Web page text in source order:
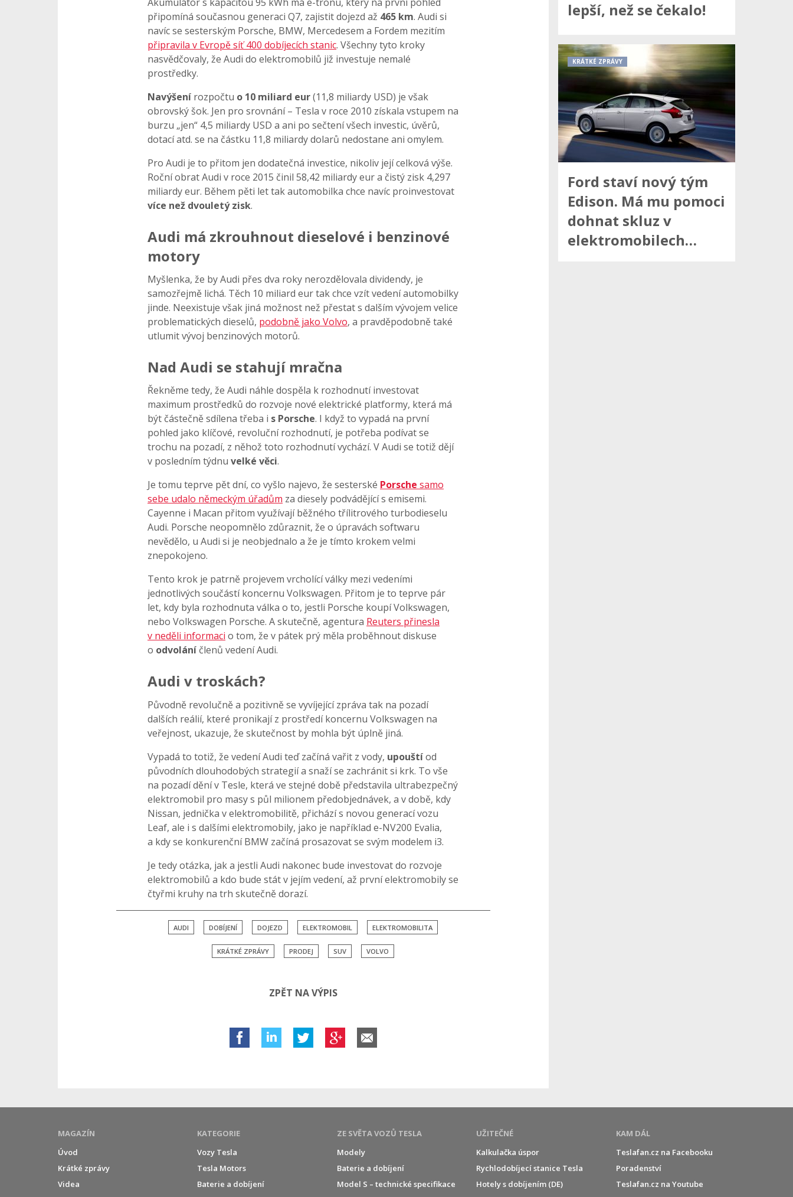
připomíná současnou generaci Q7, zajistit dojezd až 465 km. Audi si
navíc se sesterským Porsche, BMW, Mercedesem a Fordem mezitím
připravila v Evropě síť 400 dobíjecích stanic. Všechny tyto kroky
nasvědčovaly, že Audi do elektromobilů již investuje nemalé
prostředky.
Navýšení rozpočtu o 10 miliard eur(11,8 miliardy USD) je však
obrovský šok. Jen pro srovnání – Tesla v roce 2010 získala vstupem na
burzu „jen“ 4,5 miliardy USD a ani po sečtení všech investic, úvěrů,
dotací atd. se na částku 11,8 miliardy dolarů nedostane ani omylem.
Pro Audi je to přitom jen dodatečná investice, nikoliv její celková výše.
Roční obrat Audi v roce 2015 činil 58,42 miliardy eur a čistý zisk 4,297
miliardy eur. Během pěti let tak automobilka chce navíc proinvestovat
více než dvouletý zisk.
Audi má zkrouhnout dieselové i benzinové
motory
Myšlenka, že by Audi přes dva roky nerozdělovala dividendy, je
samozřejmě lichá. Těch 10 miliard eur tak chce vzít vedení automobilky
jinde. Neexistuje však jiná možnost než přestat s dalším vývojem velice
problematických dieselů, podobně jako Volvo, a pravděpodobně také
utlumit vývoj benzinových motorů.
Nad Audi se stahují mračna
Řekněme tedy, že Audi náhle dospěla k rozhodnutí investovat
maximum prostředků do rozvoje nové elektrické platformy, která má
být částečně sdílena třeba i s Porsche. I když to vypadá na první
pohled jako klíčové, revoluční rozhodnutí, je potřeba podívat se
trochu na pozadí, z něhož toto rozhodnutí vychází. V Audi se totiž dějí
v posledním týdnu velké věci.
Je tomu teprve pět dní, co vyšlo najevo, že sesterské Porsche samo
sebe udalo německým úřadům za diesely podvádějící s emisemi.
Cayenne i Macan přitom využívají běžného třílitrového turbodieselu
Audi. Porsche neopomnělo zdůraznit, že o úpravách softwaru
nevědělo, u Audi si je neobjednalo a že je tímto krokem velmi
znepokojeno.
Tento krok je patrně projevem vrcholící války mezi vedeními
jednotlivých součástí koncernu Volkswagen. Přitom je to teprve pár
let, kdy byla rozhodnuta válka o to, jestli Porsche koupí Volkswagen,
nebo Volkswagen Porsche. A skutečně, agentura Reuters přinesla
v neděli informaci o tom, že v pátek prý měla proběhnout diskuse
o odvolání členů vedení Audi.
Audi v troskách?
Původně revolučně a pozitivně se vyvíjející zpráva tak na pozadí
dalších reálií, které pronikají z prostředí koncernu Volkswagen na
veřejnost, ukazuje, že skutečnost by mohla být úplně jiná.
Vypadá to totiž, že vedení Audi teď začíná vařit z vody, upouštíod
původních dlouhodobých strategií a snaží se zachránit si krk. To vše
na pozadí dění v Tesle, která ve stejné době představila ultrabezpečný
elektromobil pro masy s půl milionem předobjednávek, a v době, kdy
Nissan, jednička v elektromobilitě, přichází s novou generací vozu
Leaf, ale i s dalšími elektromobily, jako je například e-NV200 Evalia,
a kdy se konkurenční BMW začíná prosazovat se svým modelem i3.
Je tedy otázka, jak a jestli Audi nakonec bude investovat do rozvoje
elektromobilů a kdo bude stát v jejím vedení, až první elektromobily se
čtyřmi kruhy na trh skutečně dorazí.
AUDI DOBÍJENÍ DOJEZD ELEKTROMOBIL ELEKTROMOBILITA
KRÁTKÉ ZPRÁVY PRODEJ SUV VOLVO
ZPĚT NA VÝPIS
lepší, než se čekalo!
Ford staví nový tým
Edison. Má mu pomoci
dohnat skluz v
elektromobilech…
KRÁTKÉ ZPRÁVY
MAGAZÍN
Úvod
Krátké zprávy
Videa
KATEGORIE
Vozy Tesla
Tesla Motors
Baterie a dobíjení
ZE SVĚTA VOZŮ TESLA
Modely
Baterie a dobíjení
Model S – technické specifikace
UŽITEČNÉ
Kalkulačka úspor
Rychlodobíjecí stanice Tesla
Hotely s dobíjením (DE)
KAM DÁL
Teslafan.cz na Facebooku
Poradenství
Teslafan.cz na Youtube